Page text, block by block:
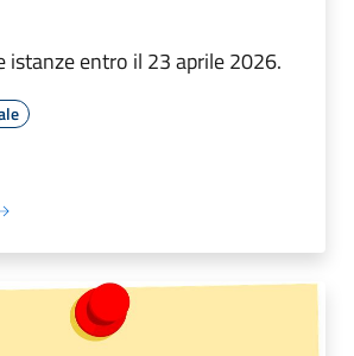
istanze entro il 23 aprile 2026.